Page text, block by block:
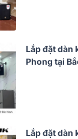
Lắp đặt dàn
Phong tại
Lắp đặt dàn